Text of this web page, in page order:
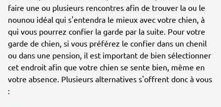
faire une ou plusieurs rencontres afin de trouver la ou le
nounou idéal qui s'entendra le mieux avec votre chien, à
qui vous pourrez confier la garde par la suite. Pour votre
garde de chien, si vous préférez le confier dans un chenil
ou dans une pension, il est important de bien sélectionner
cet endroit afin que votre chien se sente bien, même en
votre absence. Plusieurs alternatives s'offrent donc à vous
: